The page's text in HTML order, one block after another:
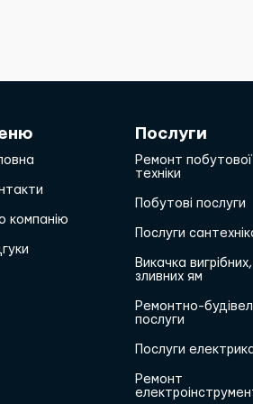
компанію
Послуги
Ремонт побутової
техніки
Побутові послуги
Послуги
Викачка вигрібних,
зливних ям
Ремонтно-
послуги
Послуги
Ремонт